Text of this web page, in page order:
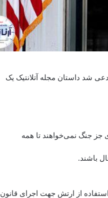
شد داستان مجله آتلانتیک یک
جز جنگ نمی‌خواهند تا همه
باشند.
از ارتش جهت اجرای قانون